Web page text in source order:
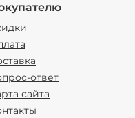
ответ
сайта